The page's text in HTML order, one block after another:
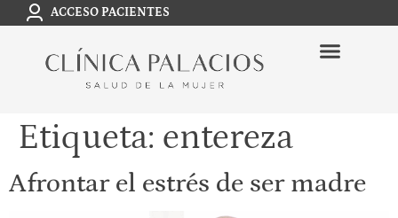
ACCESO PACIENTES
Etiqueta: entereza
Afrontar el estrés de ser madre